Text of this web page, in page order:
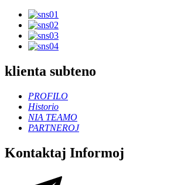
klienta subteno
PROFILO
Historio
NIA TEAMO
PARTNEROJ
Kontaktaj Informoj